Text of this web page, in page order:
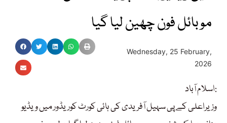
موبائل فون چھین لیا گیا
Wednesday, 25 February,
2026
اسلام آباد:
وزیراعلی کے پی سہیل آفریدی کی ہائی کورٹ کوریڈور میں ویڈیو